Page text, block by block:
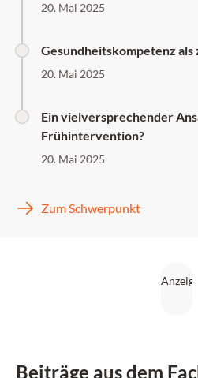
20. Mai 2025
Gesundheitskompetenz
20. Mai 2025
Ein vielversprechender
Frühintervention?
20. Mai 2025
Zum Schwerpunkt
Beiträge aus dem